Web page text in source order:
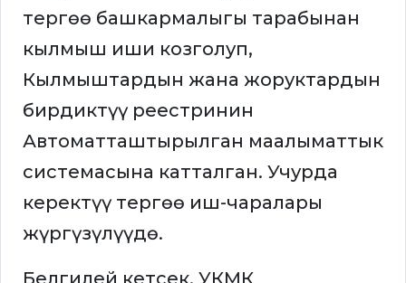
тергөө башкармалыгы тарабынан
кылмыш иши козголуп,
Кылмыштардын жана жоруктардын
бирдиктүү реестринин
Автоматташтырылган маалыматтык
системасына катталган. Учурда
керектүү тергөө иш-чаралары
жүргүзүлүүдө.